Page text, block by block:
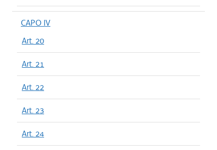
CAPO IV
Art. 20
Art. 21
Art. 22
Art. 23
Art. 24